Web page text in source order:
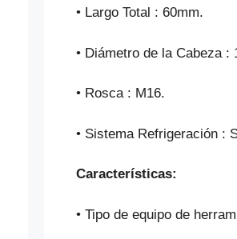
• Largo Total : 60mm.
• Diámetro de la Cabeza :
• Rosca : M16.
• Sistema Refrigeración :
Características:
• Tipo de equipo de